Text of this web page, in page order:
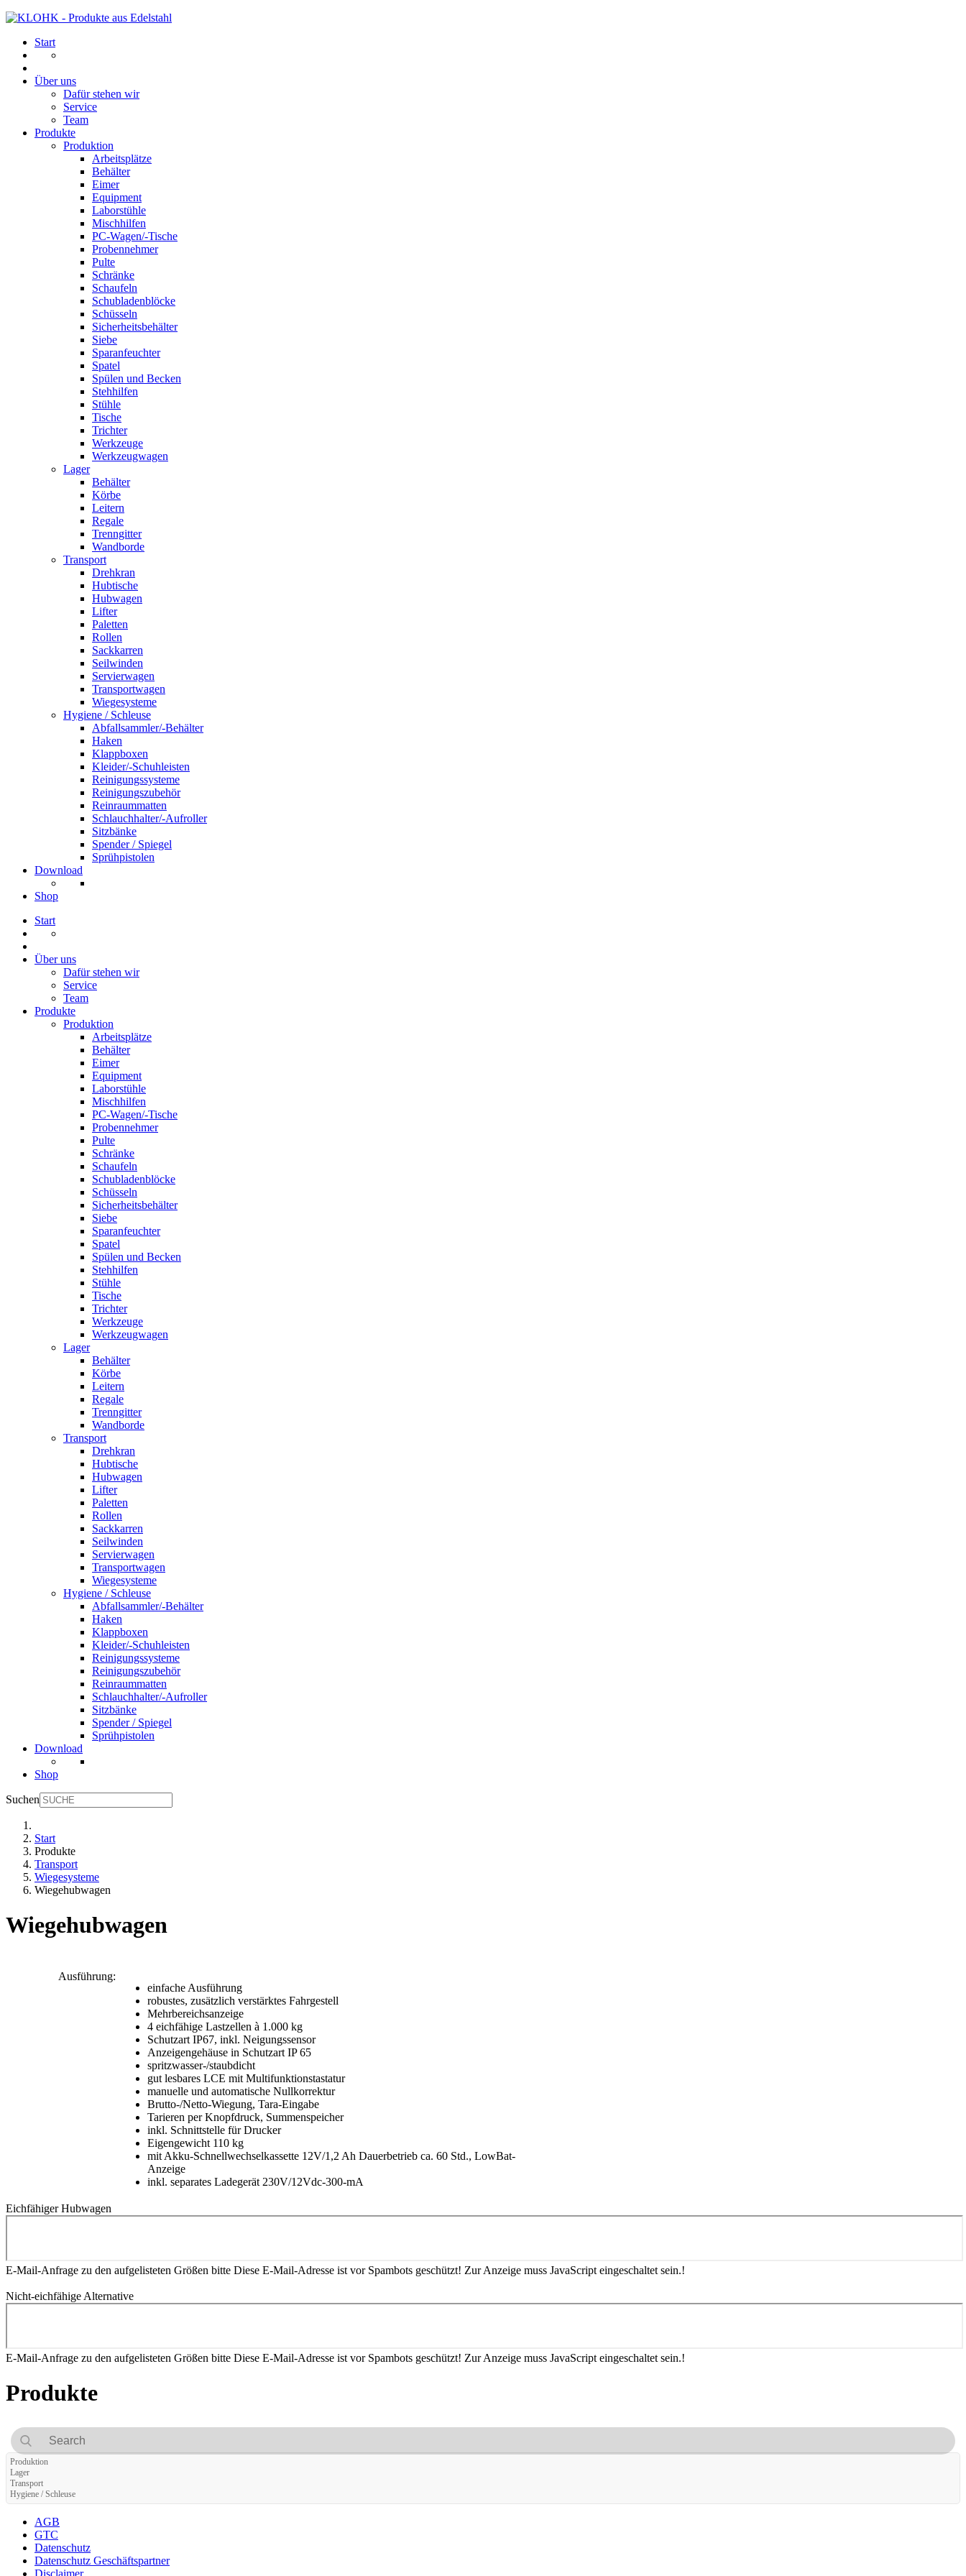
Start
Über uns
Dafür stehen wir
Service
Team
Produkte
Produktion
Arbeitsplätze
Behälter
Eimer
Equipment
Laborstühle
Mischhilfen
PC-Wagen/-Tische
Probennehmer
Pulte
Schränke
Schaufeln
Schubladenblöcke
Schüsseln
Sicherheitsbehälter
Siebe
Sparanfeuchter
Spatel
Spülen und Becken
Stehhilfen
Stühle
Tische
Trichter
Werkzeuge
Werkzeugwagen
Lager
Behälter
Körbe
Leitern
Regale
Trenngitter
Wandborde
Transport
Drehkran
Hubtische
Hubwagen
Lifter
Paletten
Rollen
Sackkarren
Seilwinden
Servierwagen
Transportwagen
Wiegesysteme
Hygiene / Schleuse
Abfallsammler/-Behälter
Haken
Klappboxen
Kleider/-Schuhleisten
Reinigungssysteme
Reinigungszubehör
Reinraummatten
Schlauchhalter/-Aufroller
Sitzbänke
Spender / Spiegel
Sprühpistolen
Download
Shop
Start
Über uns
Dafür stehen wir
Service
Team
Produkte
Produktion
Arbeitsplätze
Behälter
Eimer
Equipment
Laborstühle
Mischhilfen
PC-Wagen/-Tische
Probennehmer
Pulte
Schränke
Schaufeln
Schubladenblöcke
Schüsseln
Sicherheitsbehälter
Siebe
Sparanfeuchter
Spatel
Spülen und Becken
Stehhilfen
Stühle
Tische
Trichter
Werkzeuge
Werkzeugwagen
Lager
Behälter
Körbe
Leitern
Regale
Trenngitter
Wandborde
Transport
Drehkran
Hubtische
Hubwagen
Lifter
Paletten
Rollen
Sackkarren
Seilwinden
Servierwagen
Transportwagen
Wiegesysteme
Hygiene / Schleuse
Abfallsammler/-Behälter
Haken
Klappboxen
Kleider/-Schuhleisten
Reinigungssysteme
Reinigungszubehör
Reinraummatten
Schlauchhalter/-Aufroller
Sitzbänke
Spender / Spiegel
Sprühpistolen
Download
Shop
Suchen
Start
Produkte
Transport
Wiegesysteme
Wiegehubwagen
Wiegehubwagen
Ausführung:
einfache Ausführung
robustes, zusätzlich verstärktes Fahrgestell
Mehrbereichsanzeige
4 eichfähige Lastzellen à 1.000 kg
Schutzart IP67, inkl. Neigungssensor
Anzeigengehäuse in Schutzart IP 65
spritzwasser-/staubdicht
gut lesbares LCE mit Multifunktionstastatur
manuelle und automatische Nullkorrektur
Brutto-/Netto-Wiegung, Tara-Eingabe
Tarieren per Knopfdruck, Summenspeicher
inkl. Schnittstelle für Drucker
Eigengewicht 110 kg
mit Akku-Schnellwechselkassette 12V/1,2 Ah Dauerbetrieb ca. 60 Std., LowBat-
Anzeige
inkl. separates Ladegerät 230V/12Vdc-300-mA
Eichfähiger Hubwagen
E-Mail-Anfrage zu den aufgelisteten Größen bitte Diese E-Mail-Adresse ist vor Spambots geschützt! Zur Anzeige muss JavaScript eingeschaltet sein.!
Nicht-eichfähige Alternative
E-Mail-Anfrage zu den aufgelisteten Größen bitte Diese E-Mail-Adresse ist vor Spambots geschützt! Zur Anzeige muss JavaScript eingeschaltet sein.!
Produkte
Produktion
Lager
Transport
Hygiene / Schleuse
AGB
GTC
Datenschutz
Datenschutz Geschäftspartner
Disclaimer